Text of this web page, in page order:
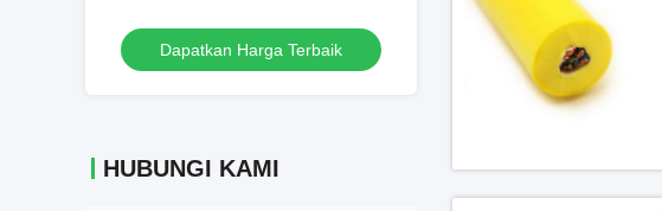
Dapatkan Harga Terbaik Dapatkan Harga Terbaik
HUBUNGI KAMI